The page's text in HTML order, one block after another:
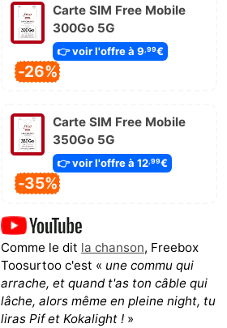
Carte SIM Free Mobile
300Go 5G
👉 voir l'offre à 9 ,99€
-26%
Carte SIM Free Mobile
350Go 5G
👉 voir l'offre à 12,99€
-35%
Comme le dit la chanson, Freebox
Toosurtoo c'est « une commu qui
arrache, et quand t'as ton câble qui
lâche, alors même en pleine night, tu
liras Pif et Kokalight ! »